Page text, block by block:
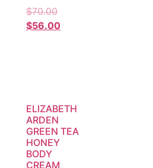
$70.00
$56.00
ELIZABETH
ARDEN
GREEN TEA
HONEY
BODY
CREAM